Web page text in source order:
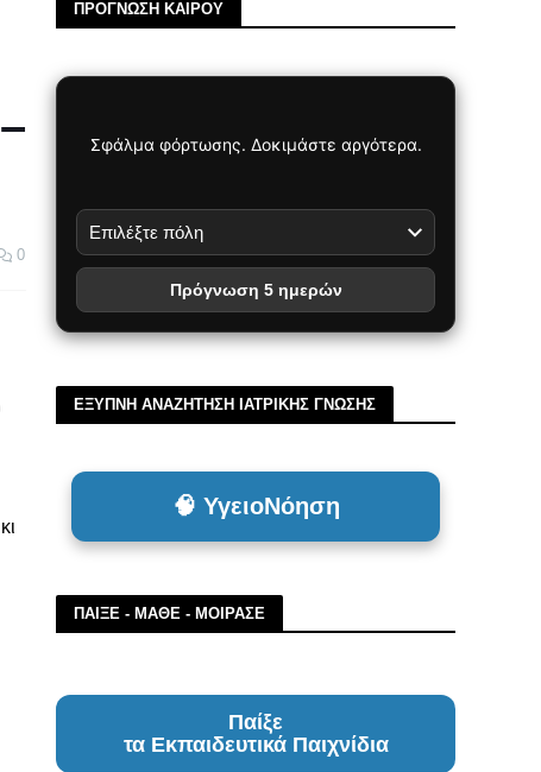
0
ΠΡΟΓΝΩΣΗ ΚΑΙΡΟΥ
Σφάλμα φόρτωσης. Δοκιμάστε αργότερα.
Πρόγνωση 5 ημερών
ΕΞΥΠΝΗ ΑΝΑΖΗΤΗΣΗ ΙΑΤΡΙΚΗΣ ΓΝΩΣΗΣ
🧠 ΥγειοΝόηση
ΠΑΙΞΕ - ΜΑΘΕ - ΜΟΙΡΑΣΕ
Παίξε
τα Εκπαιδευτικά Παιχνίδια